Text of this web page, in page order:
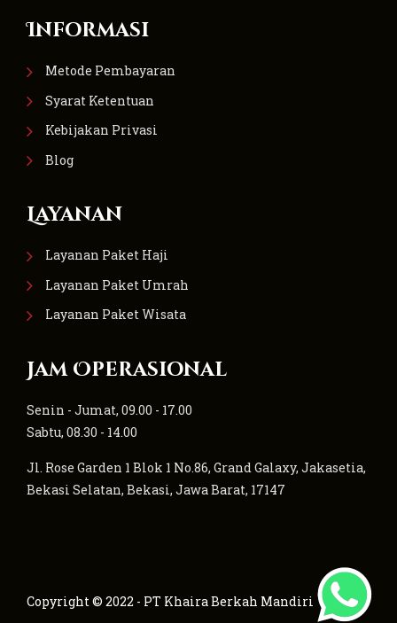
Informasi
Metode Pembayaran
Syarat Ketentuan
Kebijakan Privasi
Blog
Layanan
Layanan Paket Haji
Layanan Paket Umrah
Layanan Paket Wisata
Jam Operasional
Senin - Jumat, 09.00 - 17.00
Sabtu, 08.30 - 14.00
Jl. Rose Garden 1 Blok 1 No.86, Grand Galaxy, Jakasetia,
Bekasi Selatan, Bekasi, Jawa Barat, 17147
Copyright © 2022 - PT Khaira Berkah Mandiri